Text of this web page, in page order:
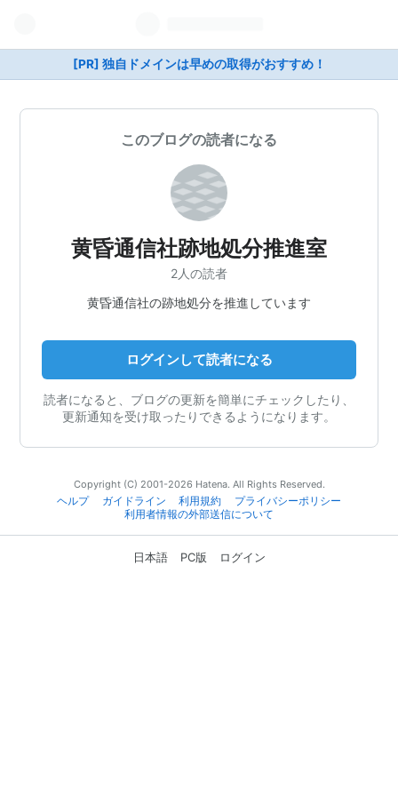
[PR] 独自ドメインは早めの取得がおすすめ！
このブログの読者になる
黄昏通信社跡地処分推進室
2人の読者
黄昏通信社の跡地処分を推進しています
ログインして読者になる
読者になると、ブログの更新を簡単にチェックしたり、
更新通知を受け取ったりできるようになります。
Copyright (C) 2001-2026 Hatena. All Rights Reserved.
ヘルプ
ガイドライン 利用規約
プライバシーポリシー
利用者情報の外部送信について
日本語 PC版 ログイン